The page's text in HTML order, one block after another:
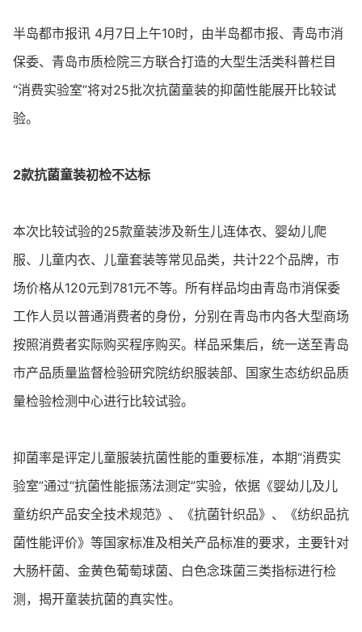
半岛都市报讯 4月7日上午10时，由半岛都市报、青岛市消
保委、青岛市质检院三方联合打造的大型生活类科普栏目
“消费实验室”将对25批次抗菌童装的抑菌性能展开比较试
验。
2款抗菌童装初检不达标
本次比较试验的25款童装涉及新生儿连体衣、婴幼儿爬
服、儿童内衣、儿童套装等常见品类，共计22个品牌，市
场价格从120元到781元不等。所有样品均由青岛市消保委
工作人员以普通消费者的身份，分别在青岛市内各大型商场
按照消费者实际购买程序购买。样品采集后，统一送至青岛
市产品质量监督检验研究院纺织服装部、国家生态纺织品质
量检验检测中心进行比较试验。
抑菌率是评定儿童服装抗菌性能的重要标准，本期“消费实
验室”通过“抗菌性能振荡法测定”实验，依据《婴幼儿及儿
童纺织产品安全技术规范》、《抗菌针织品》、《纺织品抗
菌性能评价》等国家标准及相关产品标准的要求，主要针对
大肠杆菌、金黄色葡萄球菌、白色念珠菌三类指标进行检
测，揭开童装抗菌的真实性。